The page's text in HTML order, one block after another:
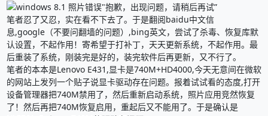
笔者忍了又忍，实在看不下去了。于是翻阅baidu中文信
息,google（不要问翻墙的问题）,bing英文，尝试了杀毒、恢复库默
认设置，不起作用！寄希望于打补丁，天天更新系统，不起作用。最
后重装了系统，刚装完是好的，装完软件后再更新，又不行了。
笔者的本本是Lenovo E431,显卡是740M+HD4000,今天无意间在微软
的网站上发列一个贴子说显卡驱动存在问题。报着试试看的态度,打开
设备管理器把740M禁用了，然后重新启动系统，照片应用竞然恢复
了！然后再把740M恢复启用，重起后又不能用了。于是确认是